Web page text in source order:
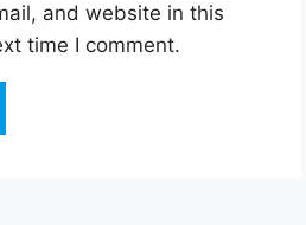
and website in this
time I comment.